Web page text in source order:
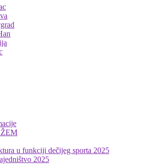
u funkciji dečijeg sporta 2025
2025